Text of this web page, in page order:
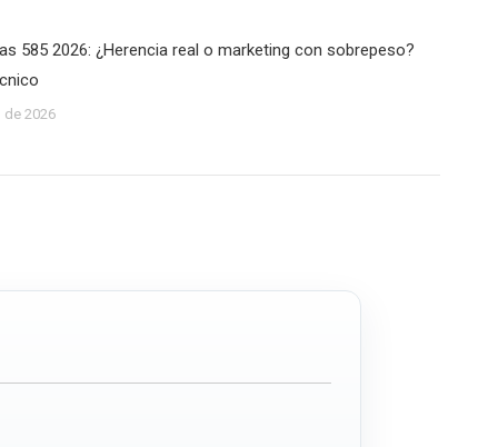
585 2026: ¿Herencia real o marketing con sobrepeso?
2026